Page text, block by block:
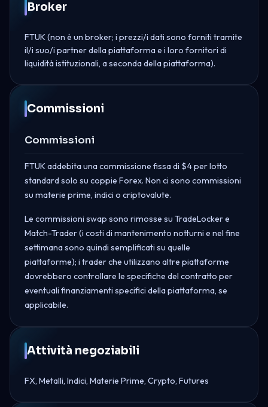
Broker
FTUK (non è un broker; i prezzi/i dati sono forniti tramite
il/i suo/i partner della piattaforma e i loro fornitori di
liquidità istituzionali, a seconda della piattaforma).
Commissioni
Commissioni
FTUK addebita una commissione fissa di $4 per lotto
standard solo su coppie Forex. Non ci sono commissioni
su materie prime, indici o criptovalute.
Le commissioni swap sono rimosse su TradeLocker e
Match-Trader (i costi di mantenimento notturni e nel fine
settimana sono quindi semplificati su quelle
piattaforme); i trader che utilizzano altre piattaforme
dovrebbero controllare le specifiche del contratto per
eventuali finanziamenti specifici della piattaforma, se
applicabile.
Attività negoziabili
FX, Metalli, Indici, Materie Prime, Crypto, Futures